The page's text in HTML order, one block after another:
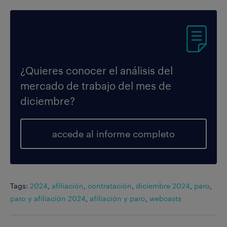
¿Quieres conocer el análisis del
mercado de trabajo del mes de
diciembre?
accede al informe completo
Tags: 2024 afiliación contratación diciembre 2024 paro
paro y afiliación 2024 afiliación y paro webcasts